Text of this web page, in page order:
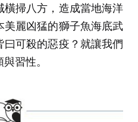
掃八方，造成當地海洋
麗凶猛的獅子魚海底武
可殺的惡疫？就讓我們
習性。